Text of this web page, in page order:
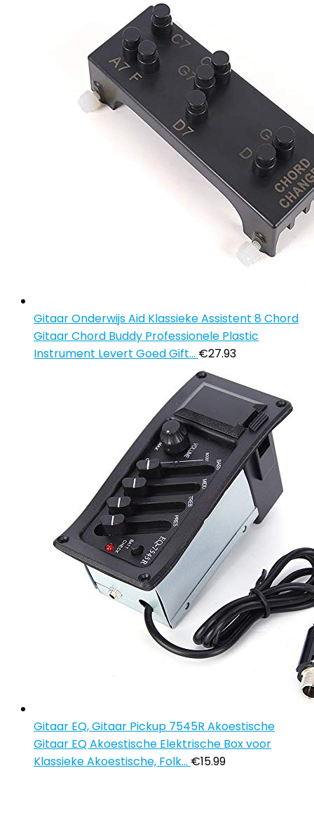
Gitaar Onderwijs Aid Klassieke Assistent 8 Chord
Gitaar Chord Buddy Professionele Plastic
Instrument Levert Goed Gift… €27.93
Gitaar EQ, Gitaar Pickup 7545R Akoestische
Gitaar EQ Akoestische Elektrische Box voor
Klassieke Akoestische, Folk… €15.99